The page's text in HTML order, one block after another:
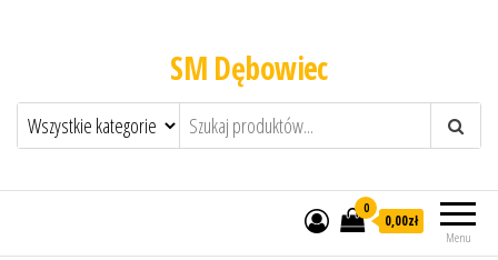
SM Dębowiec
Menu
0
0,00zł